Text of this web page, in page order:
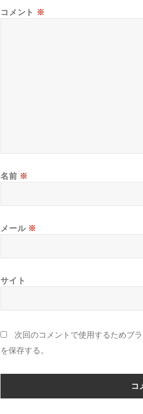
コメント ※
名前 ※
メール ※
サイト
次回のコメントで使用するためブ
を保存する。